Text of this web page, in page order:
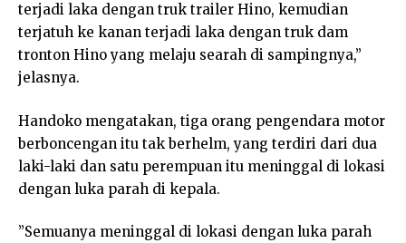
terjadi laka dengan truk trailer Hino, kemudian
terjatuh ke kanan terjadi laka dengan truk dam
tronton Hino yang melaju searah di sampingnya,”
jelasnya.
Handoko mengatakan, tiga orang pengendara motor
berboncengan itu tak berhelm, yang terdiri dari dua
laki-laki dan satu perempuan itu meninggal di lokasi
dengan luka parah di kepala.
”Semuanya meninggal di lokasi dengan luka parah